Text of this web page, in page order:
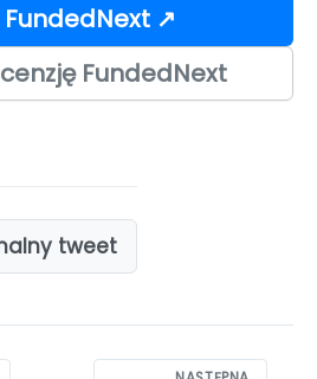
FundedNext ↗
FundedNext
tweet